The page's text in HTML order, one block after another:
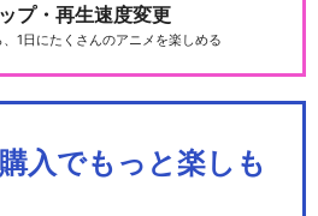
プ・再生速度変更
1日にたくさんのアニメを楽しめる
入でもっと楽しも